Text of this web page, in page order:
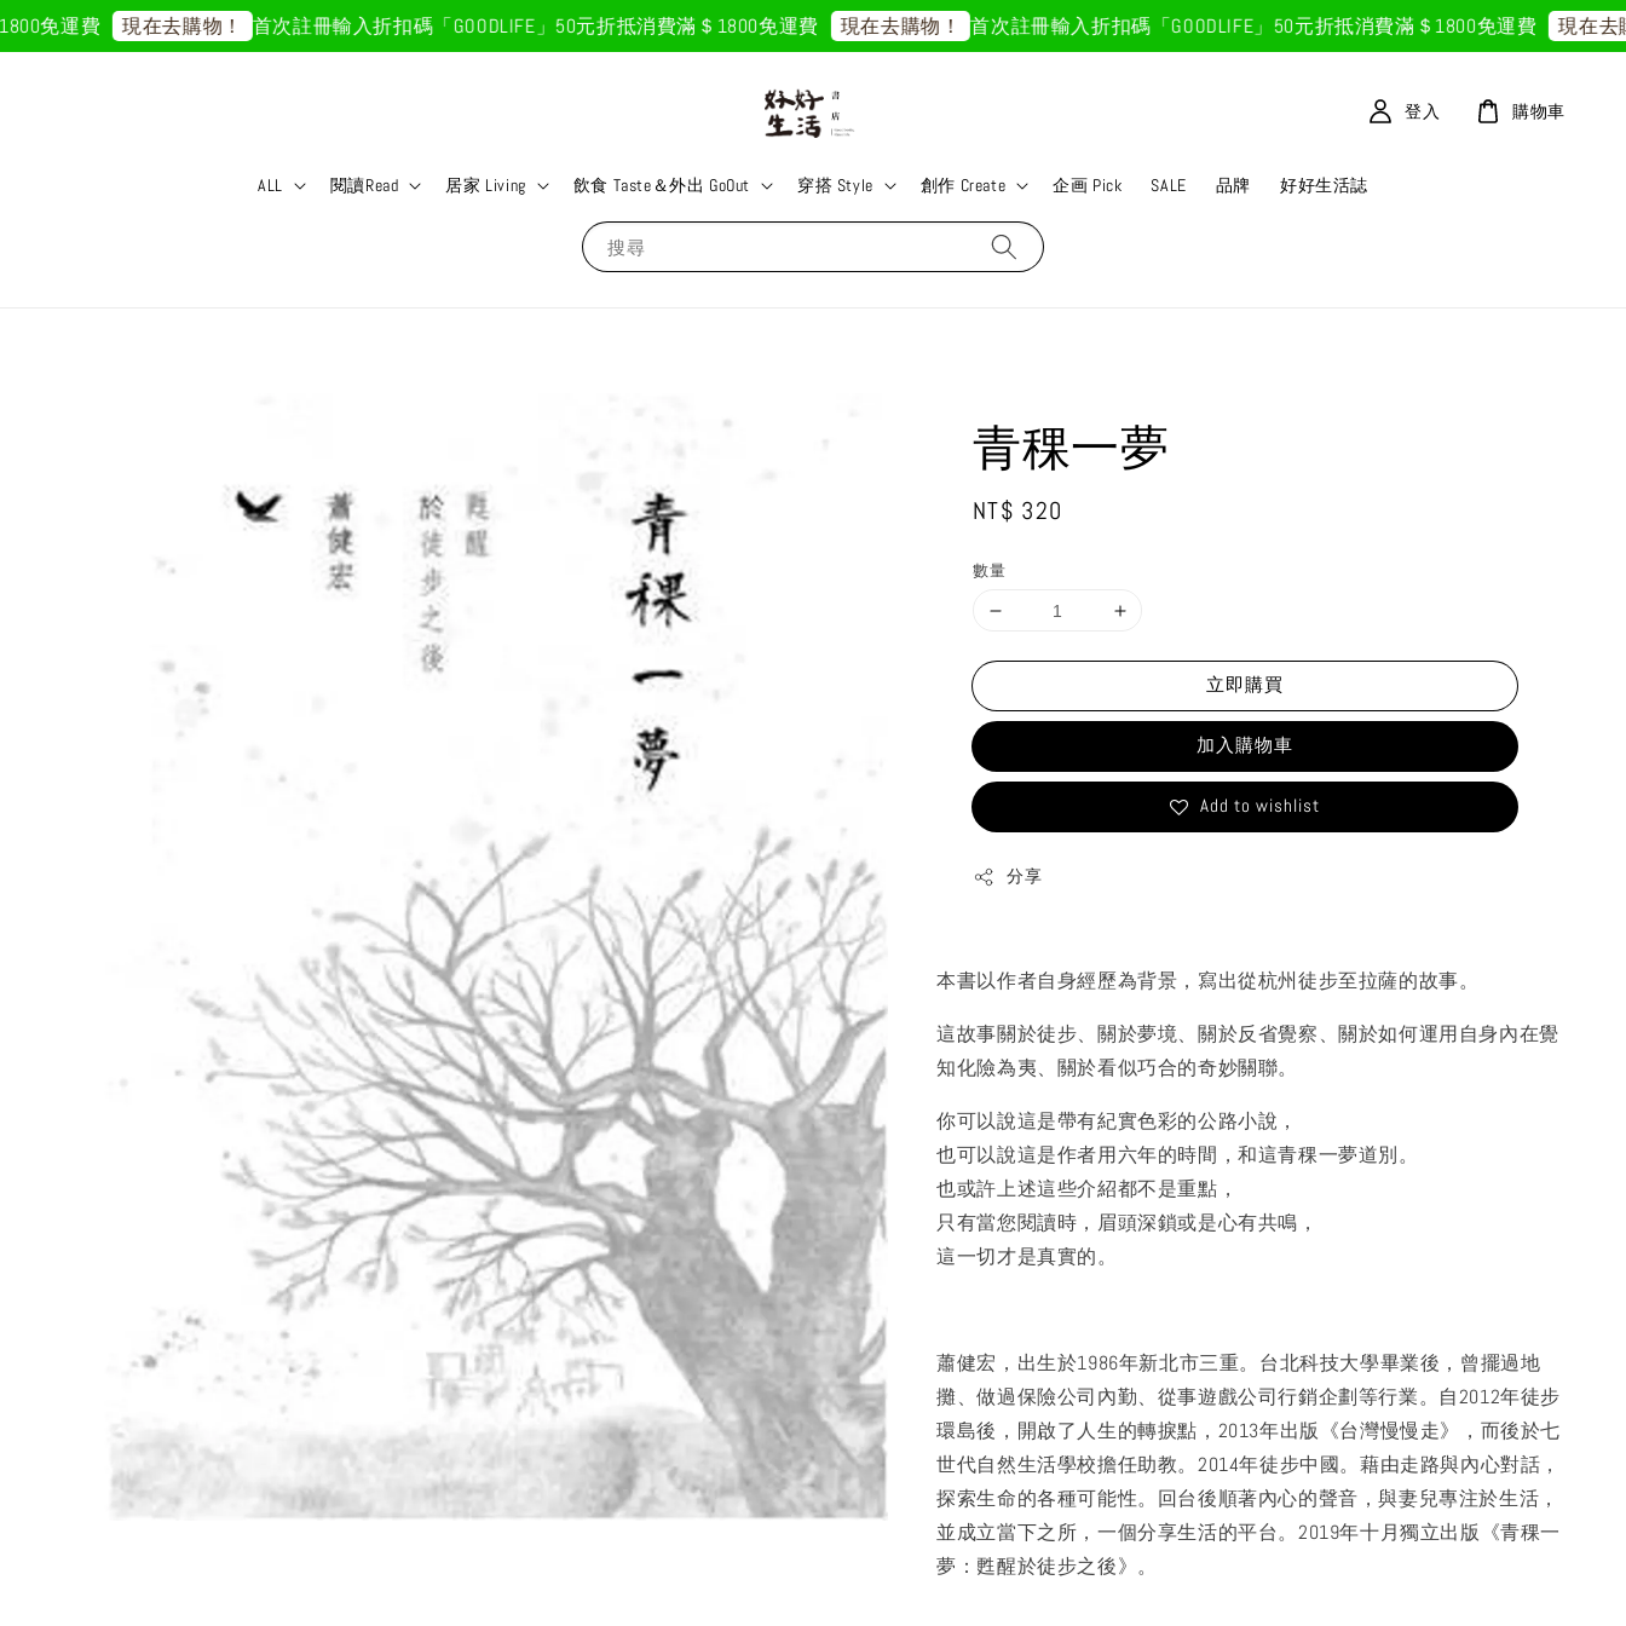
免運費 現在去購物！ 首次註冊輸入折扣碼「GOODLIFE」50元折抵消費滿＄1800免運費 現在去購物！ 首次註冊輸入折扣碼「GOODLIFE」50元折抵消費滿＄1800免運費 現在去購
搜尋
ALL 閱讀Read 居家 Living 飲食 Taste＆外出 GoOut 穿搭 Style 創作 Create 企画 Pick SALE 品牌 好好生活誌
登入 購物車
青稞一夢
Regular
NT$ 320
數量
立即購買
加入購物車
Add to wishlist
分享
本書以作者自身經歷為背景，寫出從杭州徒步至拉薩的故事。
這故事關於徒步、關於夢境、關於反省覺察、關於如何運用自身內在覺
知化險為夷、關於看似巧合的奇妙關聯。
你可以說這是帶有紀實色彩的公路小說，
也可以說這是作者用六年的時間，和這青稞一夢道別。
也或許上述這些介紹都不是重點，
只有當您閱讀時，眉頭深鎖或是心有共鳴，
這一切才是真實的。
蕭健宏，出生於1986年新北市三重。台北科技大學畢業後，曾擺過地
攤、做過保險公司內勤、從事遊戲公司行銷企劃等行業。自2012年徒步
環島後，開啟了人生的轉捩點，2013年出版《台灣慢慢走》，而後於七
世代自然生活學校擔任助教。2014年徒步中國。藉由走路與內心對話，
探索生命的各種可能性。回台後順著內心的聲音，與妻兒專注於生活，
並成立當下之所，一個分享生活的平台。2019年十月獨立出版《青稞一
夢：甦醒於徒步之後》。